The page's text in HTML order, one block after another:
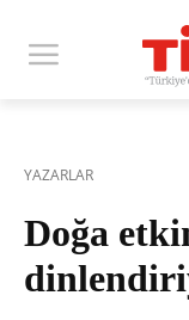
YAZARLAR
Doğa